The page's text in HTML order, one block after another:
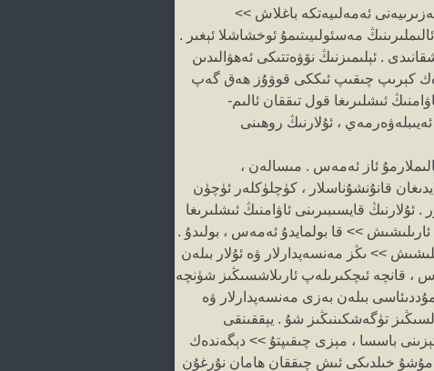
ئەمەلىيەتكە باغلاش >>
مەسئولىيىتىمۇ ئوخشاشلا ئېغىر .
. ئېلىمىزنىڭ نۆۋەتتىكى ئەھۋالىدىن
كېرىپ چىقىپ ئىككى قوۋۇز ھەق گەپ
ئىشلىرىغا قول تىققان ئالىم-
، ئۇلارنىڭ روھىنى
ئاز ئەمەس . مىسالەن ،
قانۇنشۇناسلار ، كۈچلۈكلەر ئۈچۈن
قايسىبىرىنى ئاۋامنىڭ ئىشلىرىغا
>> قا بولمايدۇ ئەمەس ، بولىدۇ .
>> ىڭز مەنسەپدارلار ۋە ئۇلار بىلەن
، قانچە ئىچكىرىلەپ ئارىلاشسىڭىز شۈنچە
بىلەن بەزى مەنسەپدارلار ۋە
تۈگەشكىنىڭىز شۇ . يېققىنقى
باسسا ، مېزى چىقىپتۇ >> دېگەندەك
مۇشۇ خىلدىكى ئىش چىققان ھامان نۇرغۇن